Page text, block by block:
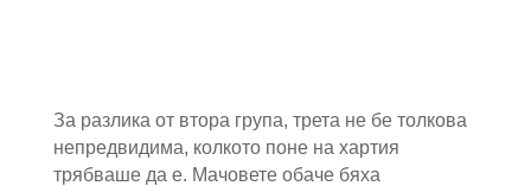
За разлика от втора група, трета не бе толкова
непредвидима, колкото поне на хартия
трябваше да е. Мачовете обаче бяха